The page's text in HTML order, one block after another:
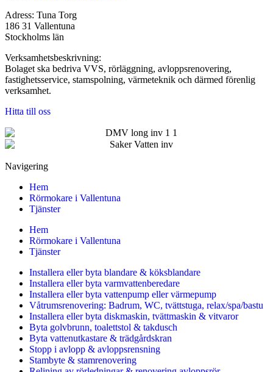
Adress: Tuna Torg
186 31 Vallentuna
Stockholms län
Verksamhetsbeskrivning:
Bolaget ska bedriva VVS, rörläggning, avloppsrenovering,
fastighetsservice, stamspolning, värmeteknik och därmed förenlig
verksamhet.
Hitta till oss
Navigering
Hem
Rörmokare i Vallentuna
Tjänster
Hem
Rörmokare i Vallentuna
Tjänster
Installera eller byta blandare & köksblandare
Installera eller byta varmvattenberedare
Installera eller byta vattenpump eller värmepump
Våtrumsrenovering: Badrum, WC, tvättstuga, relax/spa/bastu
Installera eller byta diskmaskin, tvättmaskin & vitvaror
Byta golvbrunn, toalettstol & takdusch
Byta vattenutkastare & trädgårdskran
Stopp i avlopp & avloppsrensning
Stambyte & stamrenovering